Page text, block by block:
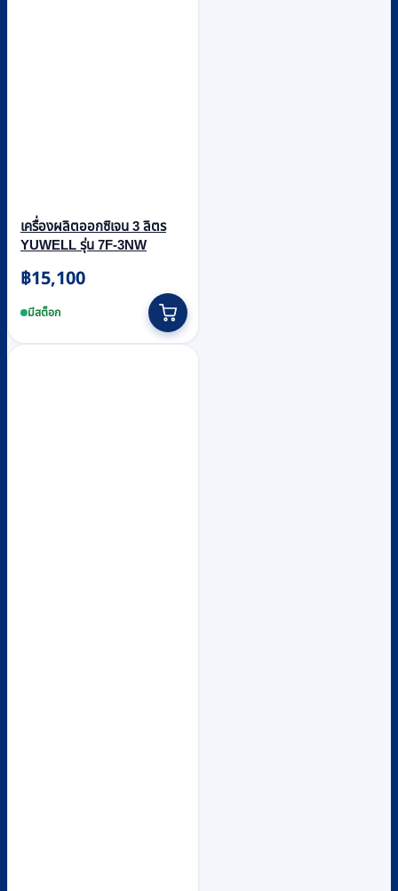
เครื่องผลิตออกซิเจน 3 ลิตร
YUWELL รุ่น 7F-3NW
฿15,100
มีสต็อก